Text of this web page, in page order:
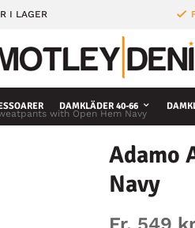
I LAGER
DAMKLÄDER 40-66
with Open Hem Navy
Adamo
Navy